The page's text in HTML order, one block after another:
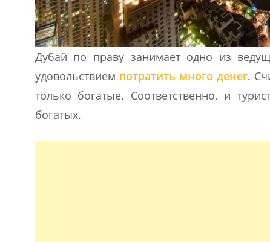
Дубай по праву занимает одно из
удовольствием потратить много денег.
только богатые. Соответственно, и
богатых.